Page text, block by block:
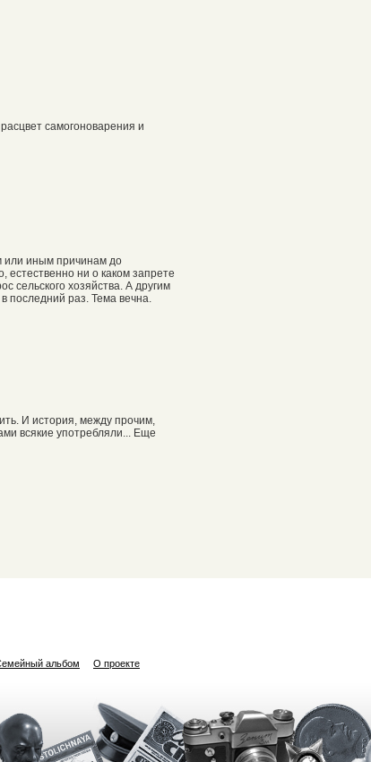
самогоноварения и
или иным причинам до
естественно ни о каком запрете
сельского хозяйства. А другим
последний раз. Тема вечна.
И история, между прочим,
всякие употребляли... Еще
альбом О проекте